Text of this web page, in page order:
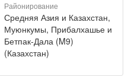
Районирование
Средняя Азия и Казахстан,
Муюнкумы, Прибалхашье и
Бетпак-Дала (M9)
(Казахстан)